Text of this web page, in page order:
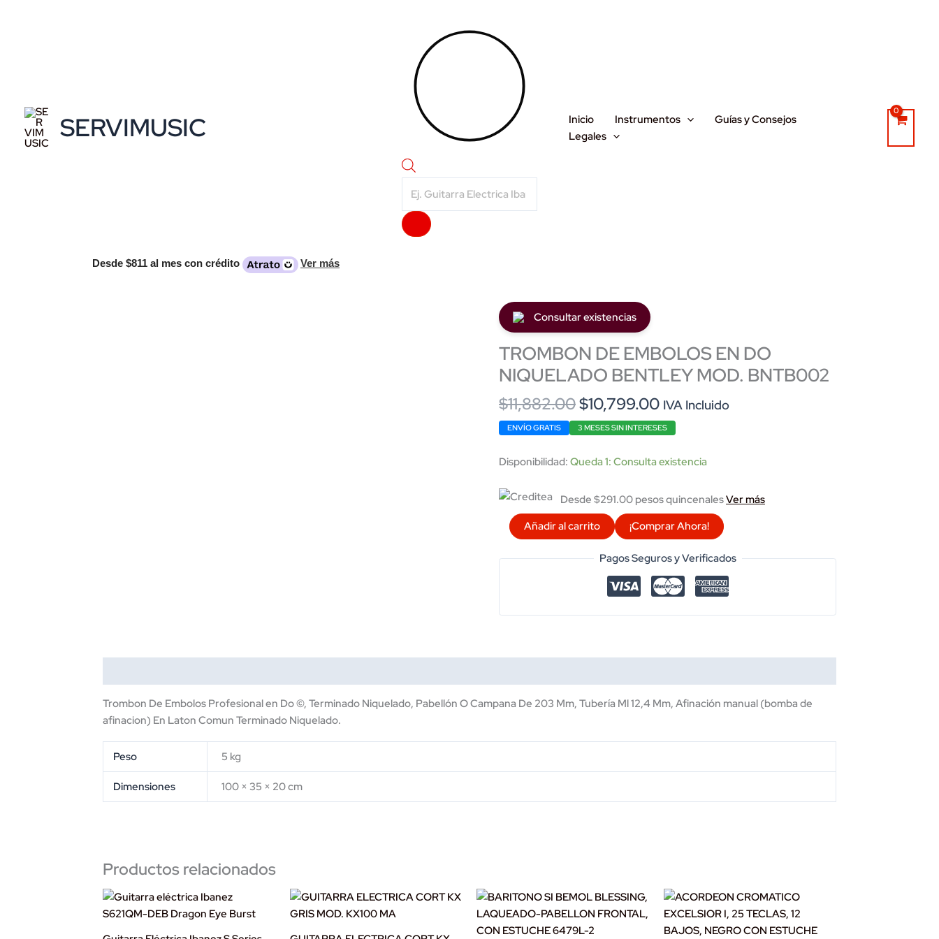
SERVIMUSIC
search
Inicio Instrumentos
Guías y Consejos
Legales
Desde $811 al mes con crédito Ver más
Consultar existencias
TROMBON DE EMBOLOS EN DO
NIQUELADO BENTLEY MOD. BNTB002
$11,882.00Original
price
was:
$11,882.00.
$10,799.00Current
price
is:
$10,799.00.
IVA Incluido
ENVÍO GRATIS 3 MESES SIN INTERESES
Disponibilidad: Queda 1: Consulta existencia
Desde $291.00 pesos quincenalesVer más
TROMBON
DE
BNTB002
Añadir al carrito ¡Comprar Ahora!
Pagos Seguros y Verificados
Trombon De Embolos Profesional en Do ©, Terminado Niquelado, Pabellón O Campana De 203 Mm, Tubería Ml 12,4 Mm, Afinación manual (bomba de
afinacion) En Laton Comun Terminado Niquelado.
Peso 5 kg
Dimensiones 100 × 35 × 20 cm
Productos relacionados